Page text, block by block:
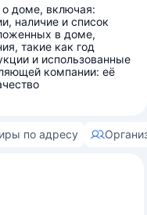
доме, включая:
наличие и список
в доме,
такие как год
и использованные
компании: её
по адресу